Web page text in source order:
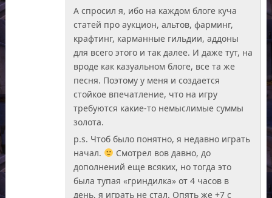
А спросил я, ибо на каждом блоге куча
статей про аукцион, альтов, фарминг,
крафтинг, карманные гильдии, аддоны
для всего этого и так далее. И даже тут, на
вроде как казуальном блоге, все та же
песня. Поэтому у меня и создается
стойкое впечатление, что на игру
требуются какие-то немыслимые суммы
золота.
p.s. Чтоб было понятно, я недавно играть
начал.
Смотрел вов давно, до
дополнений еще всяких, но тогда это
была тупая «гриндилка» от 4 часов в
день, я играть не стал. Опять же +7 с